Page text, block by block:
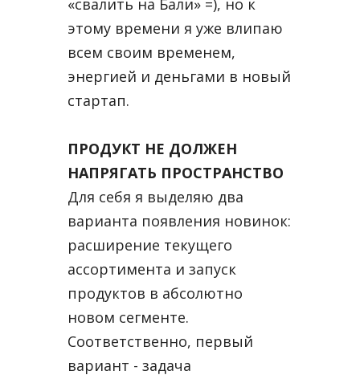
«свалить на Бали» =), но к
этому времени я уже влипаю
всем своим временем,
энергией и деньгами в новый
стартап.
ПРОДУКТ НЕ ДОЛЖЕН
НАПРЯГАТЬ ПРОСТРАНСТВО
Для себя я выделяю два
варианта появления новинок:
расширение текущего
ассортимента и запуск
продуктов в абсолютно
новом сегменте.
Соответственно, первый
вариант - задача